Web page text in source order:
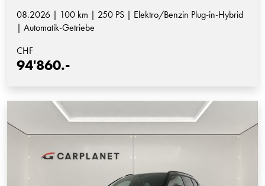
08.2026 | 100 km | 250 PS | Elektro/Benzin Plug-in-Hybrid
| Automatik-Getriebe
CHF
94'860.-